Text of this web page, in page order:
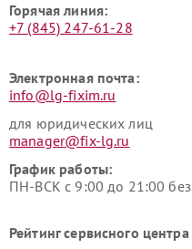
Горячая линия:
+7 (845) 247-61-28
Электронная почта:
info@lg-fixim.ru
для юридических лиц
manager@fix-lg.ru
График работы:
ПН-ВСК с 9:00 до 21:00
Рейтинг сервисного центра